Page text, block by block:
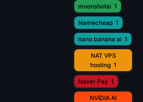
moonshotai 1
Namecheap 1
nano banana ai 1
NAT VPS
hosting 1
Naver Pay 1
NVIDIA AI